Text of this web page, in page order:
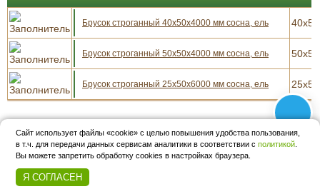
8 (928) 148-33-13
2377033@gmail.com
Брусок строганный 40x50x4000 мм сосна, ель
Брусок строганный 50x50x4000 мм сосна, ель
Брусок строганный 25x50x6000 мм сосна, ель
Сайт использует файлы «cookie» с целью повышения удобства пользования,
в т.ч. для передачи данных сервисам аналитики в соответствии с политикой
Вы можете запретить обработку cookies в настройках браузера.
Я СОГЛАСЕН